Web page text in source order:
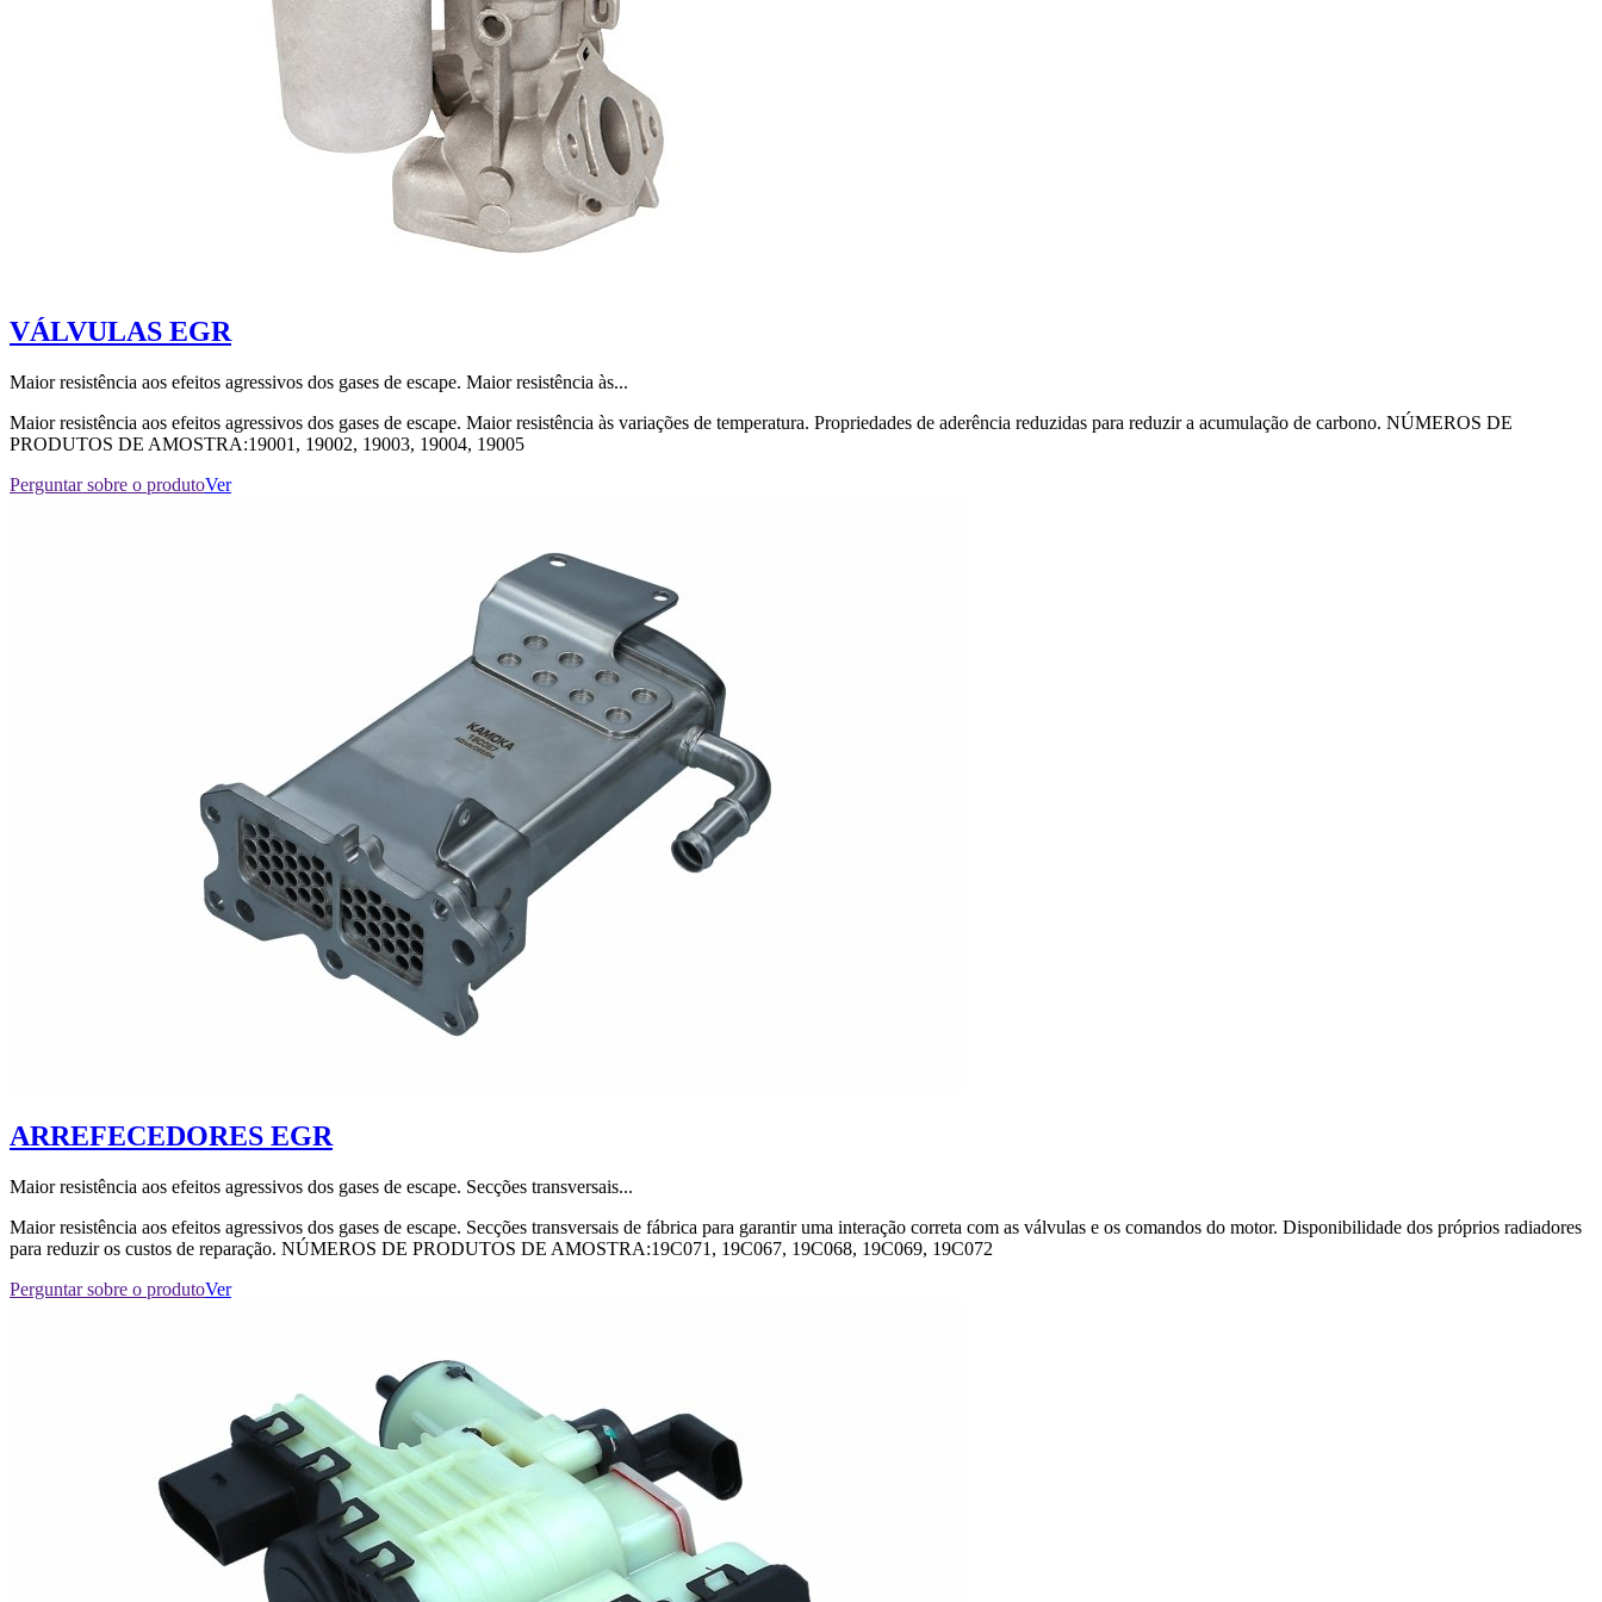
VÁLVULAS EGR
Maior resistência aos efeitos agressivos dos gases de escape. Maior resistência às...
Maior resistência aos efeitos agressivos dos gases de escape. Maior resistência às variações de temperatura. Propriedades de aderência reduzidas para reduzir a acumulação de carbono. NÚMEROS DE
PRODUTOS DE AMOSTRA:19001, 19002, 19003, 19004, 19005
Perguntar sobre o produtoVer
ARREFECEDORES EGR
Maior resistência aos efeitos agressivos dos gases de escape. Secções transversais...
Maior resistência aos efeitos agressivos dos gases de escape. Secções transversais de fábrica para garantir uma interação correta com as válvulas e os comandos do motor. Disponibilidade dos próprios radiadores
para reduzir os custos de reparação. NÚMEROS DE PRODUTOS DE AMOSTRA:19C071, 19C067, 19C068, 19C069, 19C072
Perguntar sobre o produtoVer